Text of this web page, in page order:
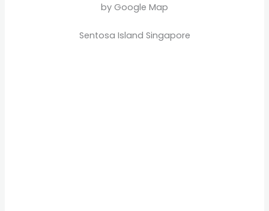
by Google Map
Sentosa Island Singapore